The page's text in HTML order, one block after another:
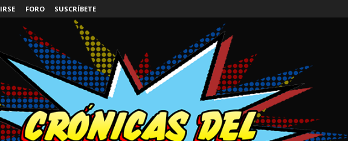
FORO SUSCRÍBETE